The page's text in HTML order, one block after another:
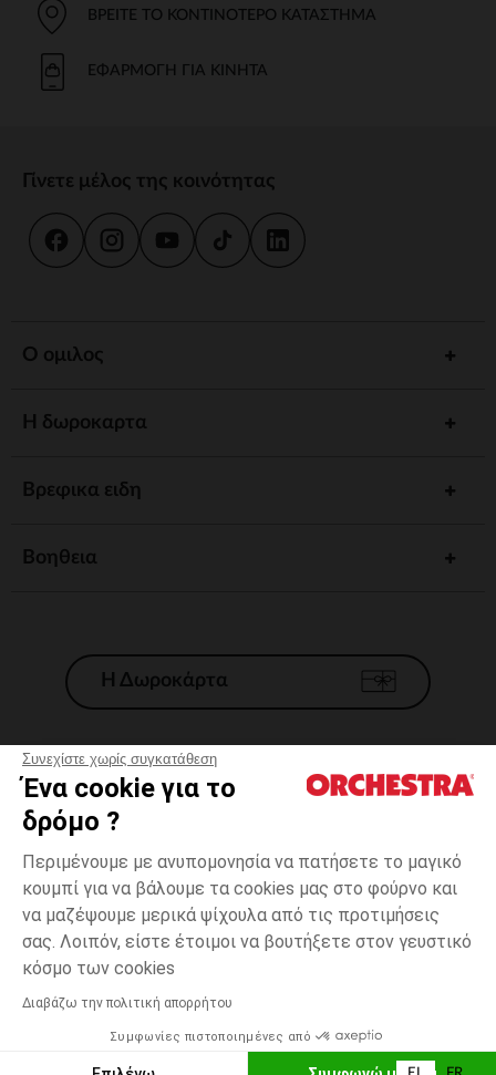
Συνεχίστε χωρίς συγκατάθεση
Ένα cookie για το
δρόμο ?
Περιμένουμε με ανυπομονησία να πατήσετε το μαγικό
κουμπί για να βάλουμε τα cookies μας στο φούρνο και
να μαζέψουμε μερικά ψίχουλα από τις προτιμήσεις
σας. Λοιπόν, είστε έτοιμοι να βουτήξετε στον γευστικό
κόσμο των cookies
Διαβάζω την πολιτική απορρήτου
Συμφωνίες πιστοποιημένες από
Ροζ
3
Δυνατότητα πληρωμής με
ΠΡΟΣΘΉΚΗ ΣΤΟ ΚΑΛΆΘΙ
ΒΡΕΊΤΕ ΤΟ ΚΟΝΤΙΝΌΤΕΡΟ ΚΑΤΆΣΤΗΜΑ
ΕΦΑΡΜΟΓΉ ΓΙΑ ΚΙΝΗΤΆ
Γίνετε μέλος της κοινότητας
Ο ομιλος
Η δωροκαρτα
Βρεφικα ειδη
Βοηθεια
Η Δωροκάρτα
Γενικοί 'Οροι Πώλησης
*Εμπορικες προσφορες
Προσωπικά δεδομένα
Διαχείρηση των cookies
Προσβασιμότητα: μη συμμορφούμενη
H Orchestra συμμετέχει στον κωδικά δεοντολογίας και στο σύστημα
μεσολάβησης της Γαλλικής Ομοσπονδίας Ηλεκτρονικού Εμπορίου.